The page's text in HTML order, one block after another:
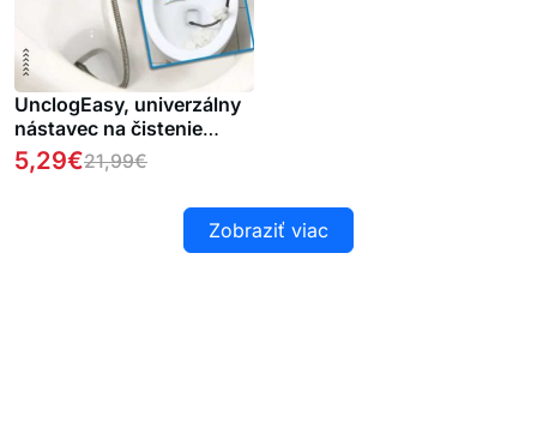
UnclogEasy, univerzálny
nástavec na čistenie
odtokov
5,29€21,99€
Zobraziť viac